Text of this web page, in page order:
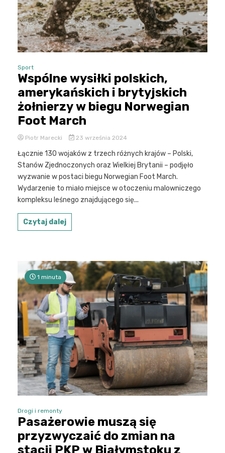
Sport
Wspólne wysiłki polskich,
amerykańskich i brytyjskich
żołnierzy w biegu Norwegian
Foot March
Piotr Marecki 23 września 2024
Łącznie 130 wojaków z trzech różnych krajów – Polski,
Stanów Zjednoczonych oraz Wielkiej Brytanii – podjęło
wyzwanie w postaci biegu Norwegian Foot March.
Wydarzenie to miało miejsce w otoczeniu malowniczego
kompleksu leśnego znajdującego się...
Czytaj dalej
1 minuta
Drogi i remonty
Pasażerowie muszą się
przyzwyczaić do zmian na
stacji PKP w Białymstoku z